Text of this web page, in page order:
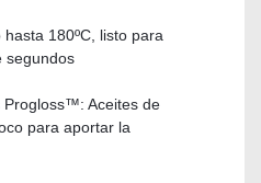
180ºC, listo para
segundos
Progloss™: Aceites de
para aportar la